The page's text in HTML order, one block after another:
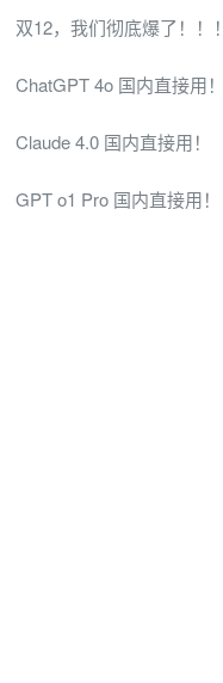
双12，我们彻底爆了！！！
ChatGPT 4o 国内直接用！
Claude 4.0 国内直接用！
GPT o1 Pro 国内直接用！